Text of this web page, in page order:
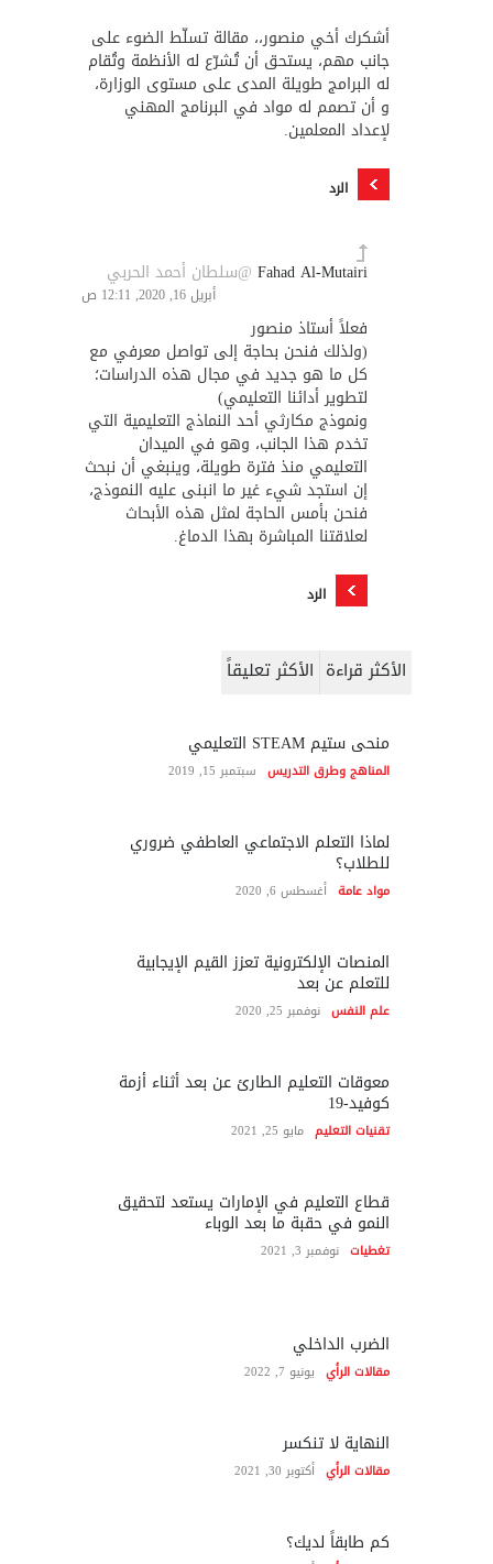
أشكرك أخي منصور،، مقالة تسلّط الضوء على
جانب مهم، يستحق أن تُشرّع له الأنظمة وتُقام
له البرامج طويلة المدى على مستوى الوزارة،
و أن تصمم له مواد في البرنامج المهني
لإعداد المعلمين.
الرد
Fahad Al-Mutairi @سلطان أحمد الحربي
أبريل 16, 2020, 12:11 ص
فعلاً أستاذ منصور
(ولذلك فنحن بحاجة إلى تواصل معرفي مع
كل ما هو جديد في مجال هذه الدراسات؛
لتطوير أدائنا التعليمي)
ونموذج مكارثي أحد النماذج التعليمية التي
تخدم هذا الجانب، وهو في الميدان
التعليمي منذ فترة طويلة، وينبغي أن نبحث
إن استجد شيء غير ما انبنى عليه النموذج،
فنحن بأمس الحاجة لمثل هذه الأبحاث
لعلاقتنا المباشرة بهذا الدماغ.
الرد
الأكثر قراءة الأكثر تعليقاً
منحى ستيم STEAM التعليمي
المناهج وطرق التدريس سبتمبر 15, 2019
لماذا التعلم الاجتماعي العاطفي ضروري
للطلاب؟
مواد عامة أغسطس 6, 2020
المنصات الإلكترونية تعزز القيم الإيجابية
للتعلم عن بعد
علم النفس نوفمبر 25, 2020
معوقات التعليم الطارئ عن بعد أثناء أزمة
كوفيد-19
تقنيات التعليم مايو 25, 2021
قطاع التعليم في الإمارات يستعد لتحقيق
النمو في حقبة ما بعد الوباء
تغطيات نوفمبر 3, 2021
الضرب الداخلي
مقالات الرأي يونيو 7, 2022
النهاية لا تنكسر
مقالات الرأي أكتوبر 30, 2021
كم طابقاً لديك؟